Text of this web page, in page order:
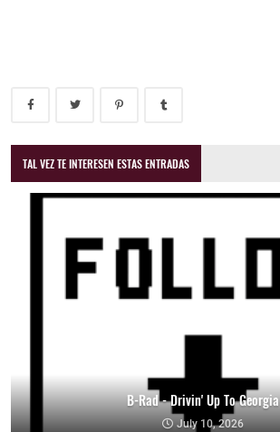
TAL VEZ TE INTERESEN ESTAS ENTRADAS
B-Rad - Drivin' Up To Georgia
July 10, 2026